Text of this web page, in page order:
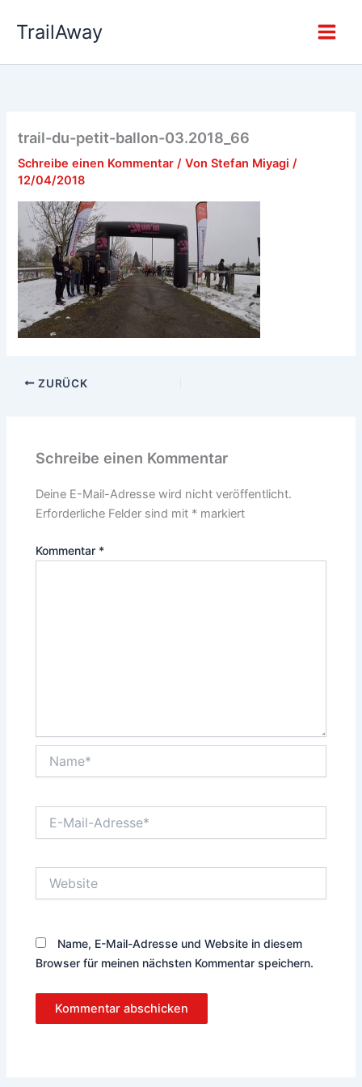
InhaltTrailAway
trail-du-petit-ballon-03.2018_66
Schreibe einen Kommentar / VonStefan Miyagi/
12/04/2018
ZURÜCK
Schreibe einen Kommentar
Deine E-Mail-Adresse wird nicht veröffentlicht.
Erforderliche Felder sind mit * markiert
Kommentar *
Mail-
Name, E-Mail-Adresse und Website in diesem
Browser für meinen nächsten Kommentar speichern.